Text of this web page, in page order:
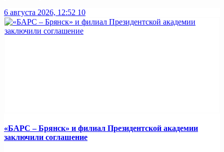
6 августа 2026, 12:52 10
«БАРС – Брянск» и филиал Президентской академии
заключили соглашение